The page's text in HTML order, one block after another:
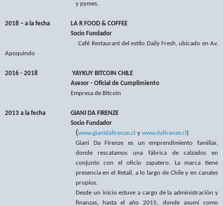
y pymes.
2018 – a la fecha LA R FOOD & COFFEE
Socio Fundador
Café Restaurant del estilo Daily Fresh, ubicado en Av.
Apoquindo
2016 - 2018 YAYKUY BITCOIN CHILE
Asesor - Oficial de Cumplimiento
Empresa de Bitcoin
2013 a la fecha GIANI DA FIRENZE
Socio Fundador
(www.gianidafirenze.cl y www.dafirenze.cl )
Giani Da Firenze es un emprendimiento familiar,
donde rescatamos una fábrica de calzados en
conjunto con el oficio zapatero. La marca tiene
presencia en el Retail, a lo largo de Chile y en canales
propios.
Desde un inicio estuve a cargo de la administración y
finanzas, hasta el año 2015, donde asumí como